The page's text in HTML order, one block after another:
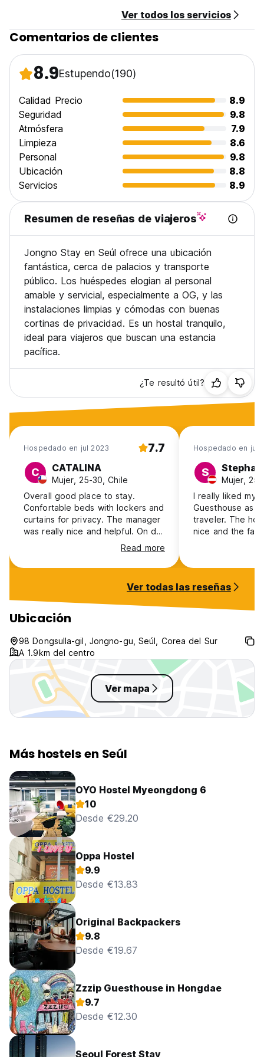
Ver todos los servicios
Comentarios de clientes
8.9Estupendo(190)
Calidad Precio
8.9
Seguridad
9.8
Atmósfera
7.9
Limpieza
8.6
Personal
9.8
Ubicación
8.8
Servicios
8.9
Resumen de reseñas de viajeros
Jongno Stay en Seúl ofrece una ubicación
fantástica, cerca de palacios y transporte
público. Los huéspedes elogian al personal
amable y servicial, especialmente a OG, y las
instalaciones limpias y cómodas con buenas
cortinas de privacidad. Es un hostal tranquilo,
ideal para viajeros que buscan una estancia
pacífica.
¿Te resultó útil?
Hospedado en jul 2023 7.7
C CATALINA
Mujer, 25-30, Chile
Overall good place to stay.
Confortable beds with lockers and
curtains for privacy. The manager
was really nice and helpful. On de
bad side, the AC did not always
work so sometimes was freezing
or too hot overnight. Common
never saw someone sweep or
mop, there was a lot of hair in the
girls shower. Not enough trash
cans in the rooms and bathrooms.
Read more
Hospedado en jun
S
Mujer,
I really liked my
Guesthouse as
traveler. The
nice and the
6011 runs back
downside is that
away. Also,
so much.
Ver todas las reseñas
Ubicación
98 Dongsulla-gil, Jongno-gu, Seúl, Corea del Sur
A 1.9km del centro
Ver mapa
Más hostels en Seúl
OYO Hostel Myeongdong 6
10
Desde €29.20
Oppa Hostel
9.9
Desde €13.83
Original Backpackers
9.8
Desde €19.67
Zzzip Guesthouse in Hongdae
9.7
Desde €12.30
Seoul Forest Stay